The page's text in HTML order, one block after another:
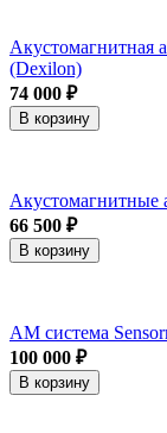
Акустомагнитная
(Dexilon)
74 000 ₽
В корзину
66 500 ₽
В корзину
АМ система
100 000 ₽
В корзину